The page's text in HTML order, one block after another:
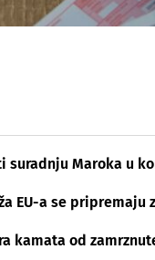
suradnju Maroka u
EU-a se pripremaju
kamata od